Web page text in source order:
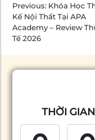
Previous: Khóa Học
Kế Nội Thất Tại APA
Academy – Review
Tế 2026
THỜI